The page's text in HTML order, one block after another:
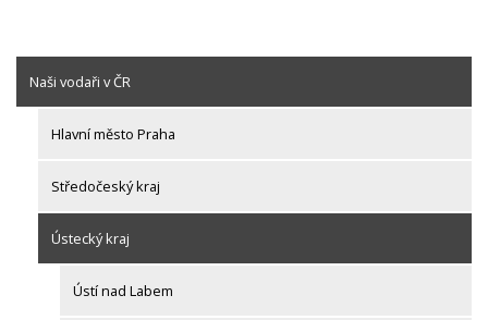
Naši vodaři v ČR
Hlavní město Praha
Středočeský kraj
Ústecký kraj
Ústí nad Labem